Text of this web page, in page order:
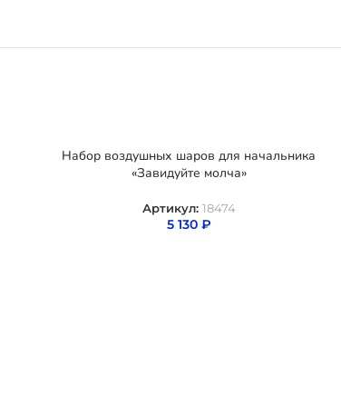
Набор воздушных шаров для начальника
«Завидуйте молча»
Артикул: 18474
5 130 ₽